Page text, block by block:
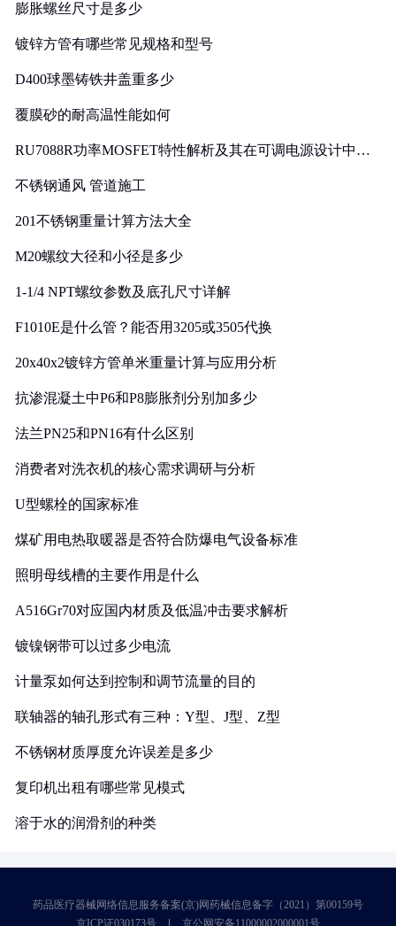
膨胀螺丝尺寸是多少
镀锌方管有哪些常见规格和型号
D400球墨铸铁井盖重多少
覆膜砂的耐高温性能如何
RU7088R功率MOSFET特性解析及其在可调电源设计中的
不锈钢通风 管道施工
201不锈钢重量计算方法大全
M20螺纹大径和小径是多少
1-1/4 NPT螺纹参数及底孔尺寸详解
F1010E是什么管？能否用3205或3505代换
20x40x2镀锌方管单米重量计算与应用分析
抗渗混凝土中P6和P8膨胀剂分别加多少
法兰PN25和PN16有什么区别
消费者对洗衣机的核心需求调研与分析
U型螺栓的国家标准
煤矿用电热取暖器是否符合防爆电气设备标准
照明母线槽的主要作用是什么
A516Gr70对应国内材质及低温冲击要求解析
镀镍钢带可以过多少电流
计量泵如何达到控制和调节流量的目的
联轴器的轴孔形式有三种：Y型、J型、Z型
不锈钢材质厚度允许误差是多少
复印机出租有哪些常见模式
溶于水的润滑剂的种类
药品医疗器械网络信息服务备案(京)网药械信息备字（2021）第00159号
京ICP证030173号
京公网安备11000002000001号